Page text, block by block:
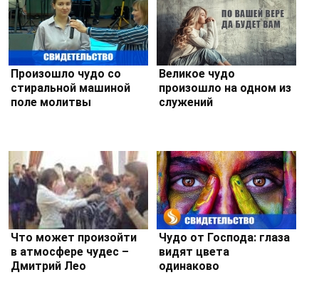
Произошло чудо со
стиральной машиной
поле молитвы
Великое чудо
произошло на одном из
служений
Что может произойти
в атмосфере чудес –
Дмитрий Лео
Чудо от Господа: глаза
видят цвета
одинаково